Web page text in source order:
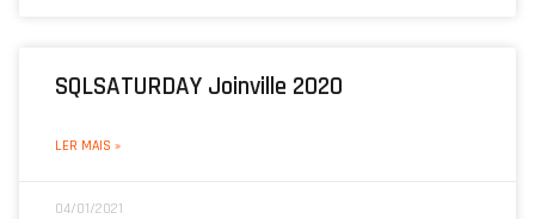
SQLSATURDAY Joinville 2020
LER MAIS »
04/01/2021